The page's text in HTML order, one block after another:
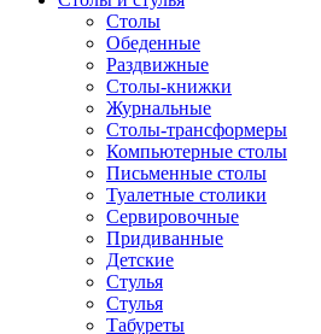
Столы
Обеденные
Раздвижные
Столы-книжки
Журнальные
Столы-трансформеры
Компьютерные столы
Письменные столы
Туалетные столики
Сервировочные
Придиванные
Детские
Стулья
Стулья
Табуреты